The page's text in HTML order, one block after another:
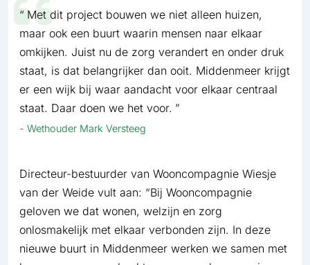
Met dit project bouwen we niet alleen huizen,
maar ook een buurt waarin mensen naar elkaar
omkijken. Juist nu de zorg verandert en onder druk
staat, is dat belangrijker dan ooit. Middenmeer krijgt
er een wijk bij waar aandacht voor elkaar centraal
staat. Daar doen we het voor.
Wethouder Mark Versteeg
Directeur-bestuurder van Wooncompagnie Wiesje
van der Weide vult aan: “Bij Wooncompagnie
geloven we dat wonen, welzijn en zorg
onlosmakelijk met elkaar verbonden zijn. In deze
nieuwe buurt in Middenmeer werken we samen met